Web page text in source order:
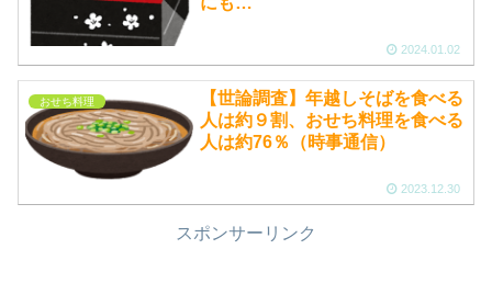
2024.01.02
おせち料理
【世論調査】年越しそばを食べる
人は約９割、おせち料理を食べる
人は約76％（時事通信）
2023.12.30
スポンサーリンク